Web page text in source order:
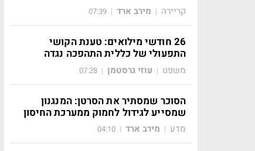
קריירה | מירב ארד |
07:39
26 חודשי מילואים: טענת הקושי
התפעולי של כללית התהפכה נגדה
משפט | עוזי גרסטמן |
07:28
הסוכר שמסתיר את הסרטן: המנגנון
שמסייע לגידול לחמוק ממערכת החיסון
מדע | מירב ארד |
04:10